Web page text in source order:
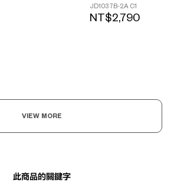
JD1037B-2A C1
NT$2,790
VIEW MORE
此商品的關鍵字